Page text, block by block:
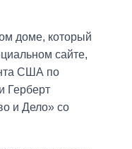
доме, который
сайте,
США по
Герберт
и Дело» со